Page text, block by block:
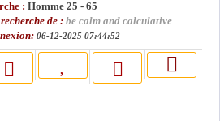
: Homme 25 - 65
de : be calm and calculative
06-12-2025 07:44:52